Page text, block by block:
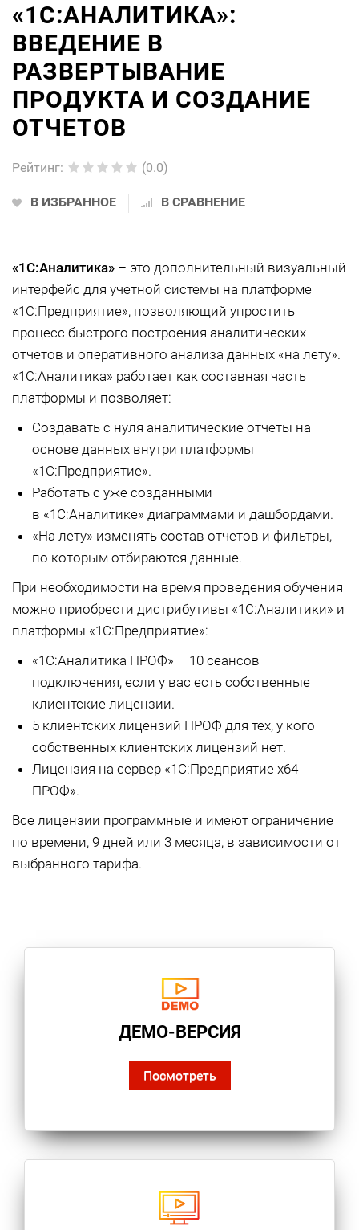
«1С:АНАЛИТИКА»:
ВВЕДЕНИЕ В
РАЗВЕРТЫВАНИЕ
ПРОДУКТА И СОЗДАНИЕ
ОТЧЕТОВ
Рейтинг: (0.0)
В ИЗБРАННОЕ В СРАВНЕНИЕ
«1С:Аналитика» – это дополнительный визуальный
интерфейс для учетной системы на платформе
«1С:Предприятие», позволяющий упростить
процесс быстрого построения аналитических
отчетов и оперативного анализа данных «на лету».
«1С:Аналитика» работает как составная часть
платформы и позволяет:
Создавать с нуля аналитические отчеты на
основе данных внутри платформы
«1С:Предприятие».
Работать с уже созданными
в «1С:Аналитике» диаграммами и дашбордами.
«На лету» изменять состав отчетов и фильтры,
по которым отбираются данные.
При необходимости на время проведения обучения
можно приобрести дистрибутивы «1С:Аналитики» и
платформы «1С:Предприятие»:
«1С:Аналитика ПРОФ» – 10 сеансов
подключения, если у вас есть собственные
клиентские лицензии.
5 клиентских лицензий ПРОФ для тех, у кого
собственных клиентских лицензий нет.
Лицензия на сервер «1С:Предприятие x64
ПРОФ».
Все лицензии программные и имеют ограничение
по времени, 9 дней или 3 месяца, в зависимости от
выбранного тарифа.
ДЕМО-ВЕРСИЯ
Посмотреть